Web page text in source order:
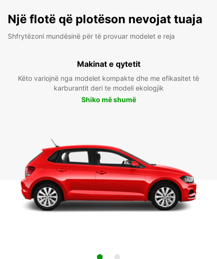
Një flotë që plotëson nevojat tuaja
Shfrytëzoni mundësinë për të provuar modelet e reja
Makinat e qytetit
Këto variojnë nga modelet kompakte dhe me efikasitet të
karburantit deri te modeli ekologjik
Shiko më shumë